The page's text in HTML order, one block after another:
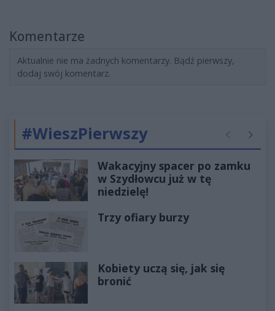
Komentarze
Aktualnie nie ma żadnych komentarzy. Bądź pierwszy,
dodaj swój komentarz.
#WieszPierwszy Poprzednie
Wakacyjny spacer po zamku
w Szydłowcu już w tę
niedzielę!
Trzy ofiary burzy
Kobiety uczą się, jak się
bronić